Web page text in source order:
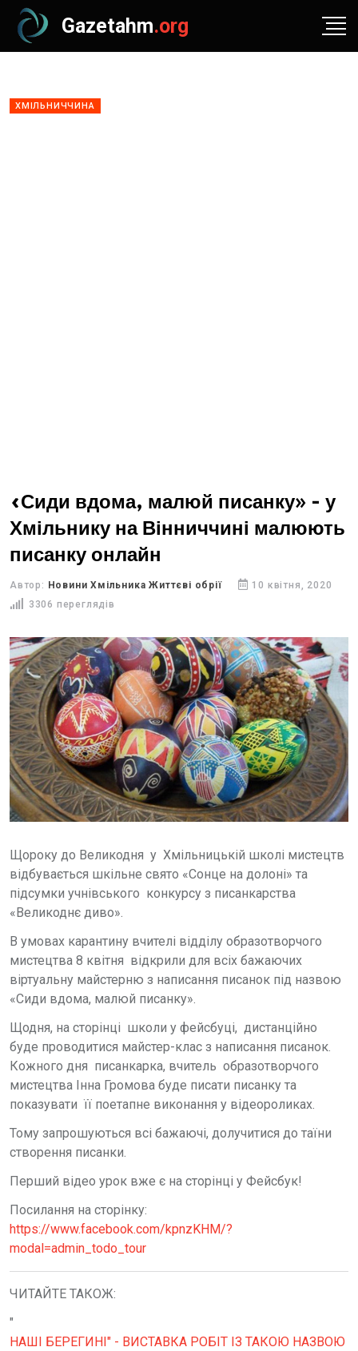
Gazetahm.org
ХМІЛЬНИЧЧИНА
«Сиди вдома, малюй писанку» - у
Хмільнику на Вінниччині малюють
писанку онлайн
Автор: Новини Хмільника Життєві обрії
10 квітня, 2020
3306 переглядів
Щороку до Великодня у Хмільницькій школі мистецтв
відбувається шкільне свято «Сонце на долоні» та
підсумки учнівського конкурсу з писанкарства
«Великоднє диво».
В умовах карантину вчителі відділу образотворчого
мистецтва 8 квітня відкрили для всіх бажаючих
віртуальну майстерню з написання писанок під назвою
«Сиди вдома, малюй писанку».
Щодня, на сторінці школи у фейсбуці, дистанційно
буде проводитися майстер-клас з написання писанок.
Кожного дня писанкарка, вчитель образотворчого
мистецтва Інна Громова буде писати писанку та
показувати її поетапне виконання у відеороликах.
Тому запрошуються всі бажаючі, долучитися до таїни
створення писанки.
Перший відео урок вже є на сторінці у Фейсбук!
Посилання на сторінку:
https://www.facebook.com/kpnzKHM/?
modal=admin_todo_tour
ЧИТАЙТЕ ТАКОЖ:
"
НАШІ БЕРЕГИНІ" - ВИСТАВКА РОБІТ ІЗ ТАКОЮ НАЗВОЮ